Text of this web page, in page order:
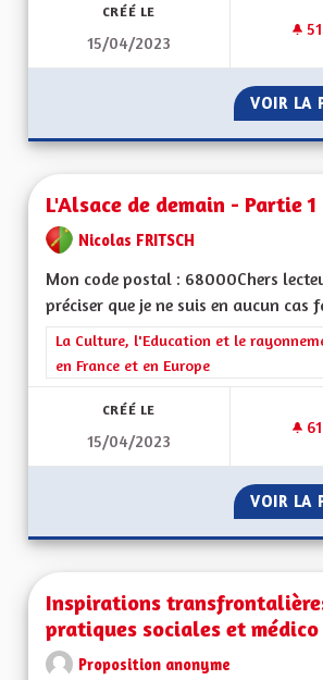
CRÉÉ LE
15/04/2023
51
VOIR LA
L'Alsace de demain - Partie 1
Nicolas FRITSCH
Mon code postal : 68000Chers
préciser que je ne suis en aucun cas
Filtrer les résultats de la catégorie :
La Culture, l'Education et le
en France et en Europe
CRÉÉ LE
15/04/2023
61
VOIR LA
Inspirations
pratiques sociales et
Proposition anonyme